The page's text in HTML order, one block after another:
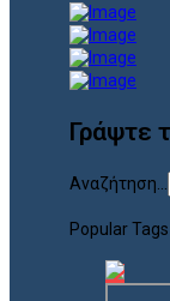
Γράψτε
Αναζήτηση...
Popular Tags